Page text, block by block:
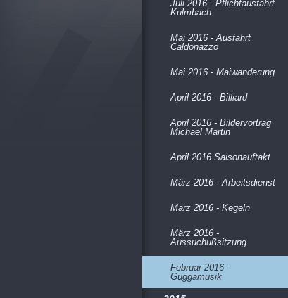
Juli 2016 - Pflichtausfahrt
Kulmbach
Mai 2016 - Ausfahrt
Caldonazzo
Mai 2016 - Maiwanderung
April 2016 - Billiard
April 2016 - Bildervortrag
Michael Martin
April 2016 Saisonauftakt
März 2016 - Arbeitsdienst
März 2016 - Kegeln
März 2016 -
Aussuchußsitzung
Februar 2016 -
Guggamusik